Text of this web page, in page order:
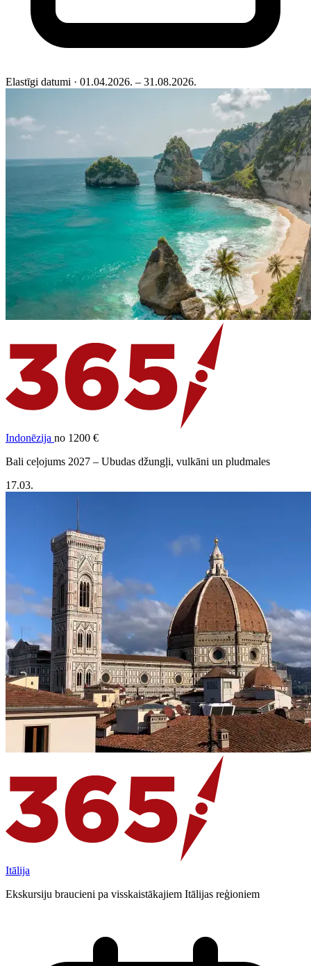
Elastīgi datumi · 01.04.2026. – 31.08.2026.
Indonēzija no 1200 €
Bali ceļojums 2027 – Ubudas džungļi, vulkāni un pludmales
17.03.
Itālija
Ekskursiju braucieni pa visskaistākajiem Itālijas reģioniem